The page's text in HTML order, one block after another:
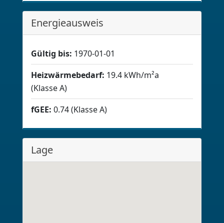
Energieausweis
Gültig bis: 1970-01-01
Heizwärmebedarf: 19.4 kWh/m²a
(Klasse A)
fGEE: 0.74 (Klasse A)
Lage